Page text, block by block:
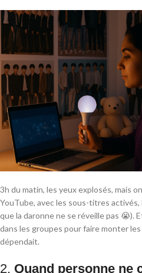
3h du matin, les yeux explosés, mais
YouTube, avec les sous-titres
que la daronne ne se réveille pas 😭).
dans les groupes pour faire monter
dépendait.
2. Quand personne ne